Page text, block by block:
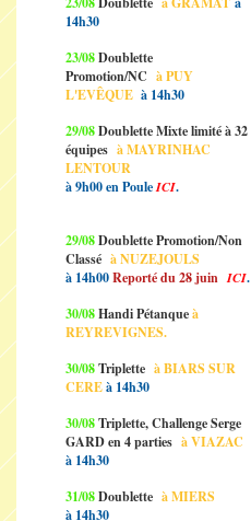
14h30
23/08Doublette
Promotion/NC à PUY
L'EVÊQUE à 14h30
29/08Doublette Mixte limité à 32
équipes à MAYRINHAC
LENTOUR
à 9h00 en PouleICI.
29/08Doublette Promotion/Non
Classé à NUZEJOULS
à 14h00Reporté du 28 juin ICI.
30/08Handi Pétanqueà
REYREVIGNES.
30/08Triplette à BIARS SUR
CEREà 14h30
30/08Triplette, Challenge Serge
GARD en 4 parties à VIAZAC
à 14h30
31/08Doublette à MIERS
à 14h30